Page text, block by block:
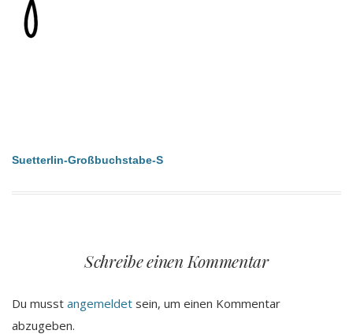
Beitragsnavigation
Suetterlin-Großbuchstabe-S
Schreibe einen Kommentar
Du musst angemeldet sein, um einen Kommentar
abzugeben.